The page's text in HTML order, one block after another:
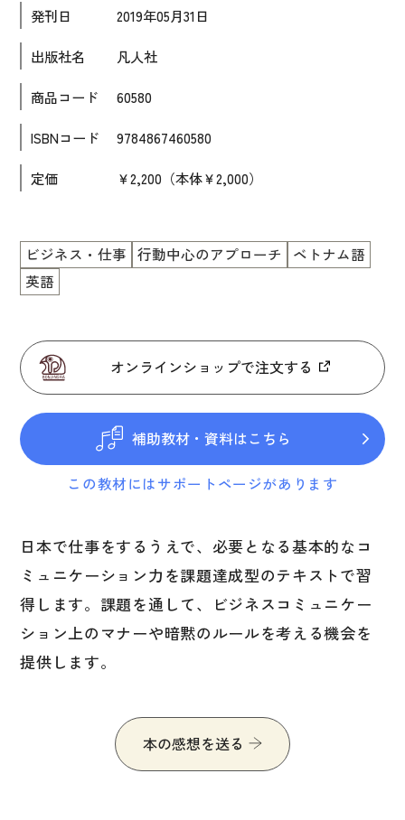
学校情報
日本語学習関連副読本
日本事情
定期刊行物
視聴覚・補助教材
ビデオ・ＤＶＤ
カセットテープ・ＣＤ
カード・ゲーム・絵教材
図表
辞典
日本語学習辞典
漢字字典（辞典）
韓国語辞典
スペイン語辞典
中国語辞典
ドイツ語辞典
発刊日 2019年05月31日
出版社名 凡人社
商品コード 60580
ISBNコード 9784867460580
定価 ￥2,200（本体￥2,000）
ビジネス・仕事 行動中心のアプローチ
ベトナム語
英語
オンラインショップで注文する
補助教材・資料はこちら
この教材にはサポートページがあります
日本で仕事をするうえで、必要となる基本的なコ
ミュニケーション力を課題達成型のテキストで習
得します。課題を通して、ビジネスコミュニケー
ション上のマナーや暗黙のルールを考える機会を
提供します。
本の感想を送る